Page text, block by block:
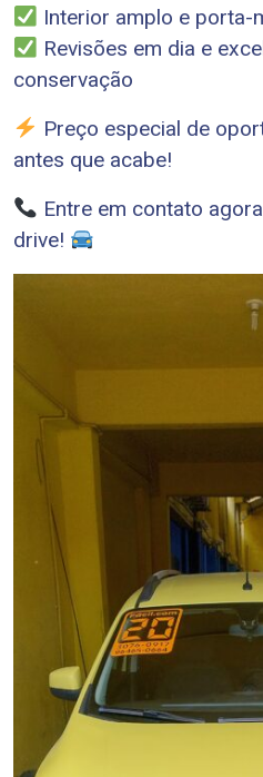
Interior amplo e porta-
Revisões em dia e
conservação
Preço especial de
antes que acabe!
Entre em contato
drive!